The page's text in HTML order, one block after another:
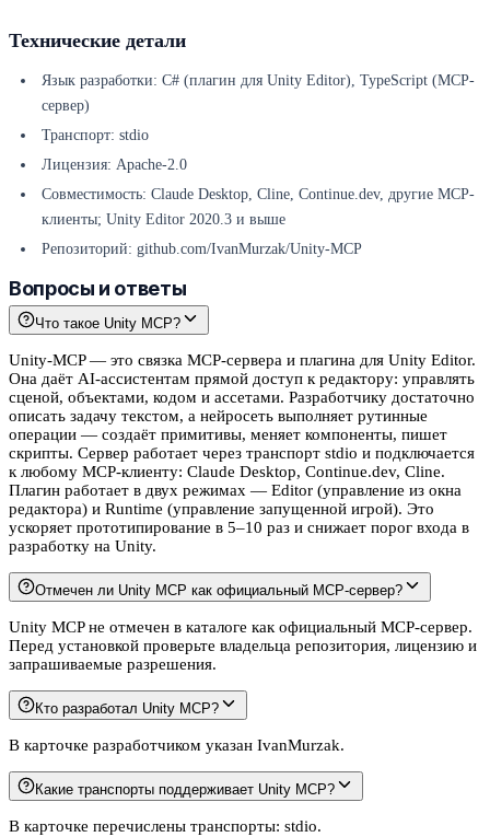
Технические детали
Язык разработки: C# (плагин для Unity Editor), TypeScript (MCP-
сервер)
Транспорт: stdio
Лицензия: Apache-2.0
Совместимость: Claude Desktop, Cline, Continue.dev, другие MCP-
клиенты; Unity Editor 2020.3 и выше
Репозиторий: github.com/IvanMurzak/Unity-MCP
Вопросы и ответы
Что такое Unity MCP?
Unity-MCP — это связка MCP-сервера и плагина для Unity Editor.
Она даёт AI-ассистентам прямой доступ к редактору: управлять
сценой, объектами, кодом и ассетами. Разработчику достаточно
описать задачу текстом, а нейросеть выполняет рутинные
операции — создаёт примитивы, меняет компоненты, пишет
скрипты. Сервер работает через транспорт stdio и подключается
к любому MCP-клиенту: Claude Desktop, Continue.dev, Cline.
Плагин работает в двух режимах — Editor (управление из окна
редактора) и Runtime (управление запущенной игрой). Это
ускоряет прототипирование в 5–10 раз и снижает порог входа в
разработку на Unity.
Отмечен ли Unity MCP как официальный MCP-сервер?
Unity MCP не отмечен в каталоге как официальный MCP-сервер.
Перед установкой проверьте владельца репозитория, лицензию и
запрашиваемые разрешения.
Кто разработал Unity MCP?
В карточке разработчиком указан IvanMurzak.
Какие транспорты поддерживает Unity MCP?
В карточке перечислены транспорты: stdio.